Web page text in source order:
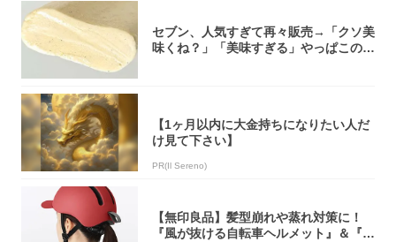
セブン、人気すぎて再々販売→「クソ美
味くね？」「美味すぎる」やっぱこのク
【1ヶ月以内に大金持ちになりたい人だ
け見て下さい】
PR(Il Sereno)
【無印良品】髪型崩れや蒸れ対策に！
『風が抜ける自転車ヘルメット』＆『2